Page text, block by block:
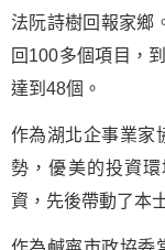
法阮詩樹回報家鄉
回100多個項目，
達到48個。
作為湖北企事業家
勢，優美的投資
資，先後帶動了本